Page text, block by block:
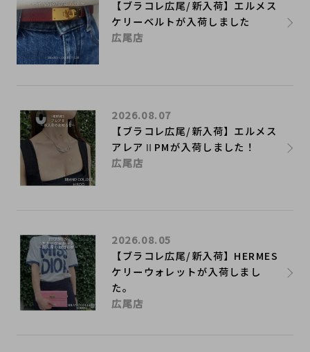
【ブラコレ広尾/新入荷】エルメス
ケリーベルトが入荷しました
広尾店
【ブラコレ広尾/新入荷】エルメス
アレアⅡPMが入荷しました！
2026.08.07
広尾店
【ブラコレ広尾/新入荷】HERMES
ケリーウォレットが入荷しまし
た。
2026.08.05
広尾店